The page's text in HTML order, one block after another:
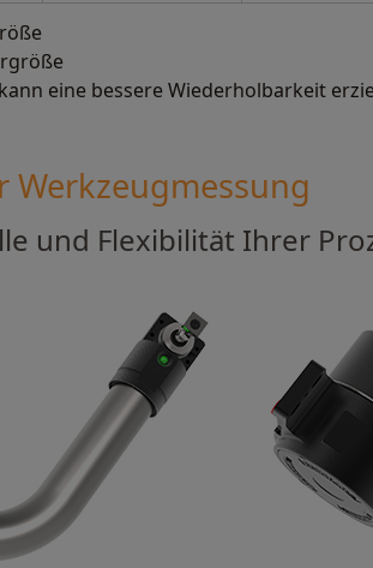
eine bessere Wiederholbarkeit
Werkzeugmessung
und Flexibilität Ihrer